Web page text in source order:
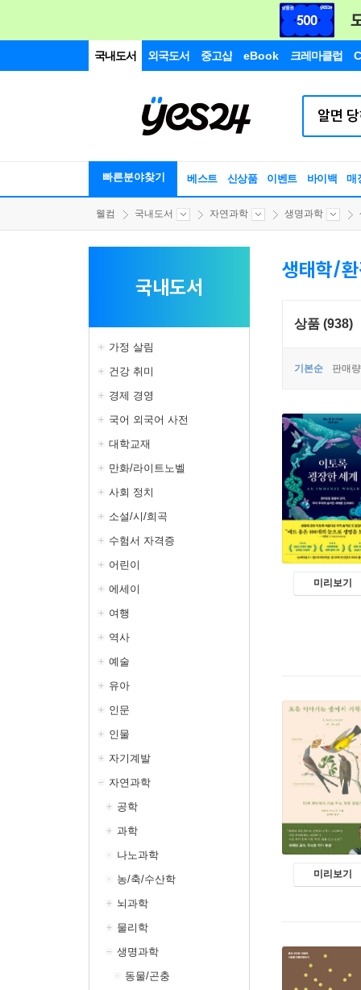
국내도서 외국도서 중고샵 eBook 크레마클럽
빠른분야찾기 베스트 신상품 이벤트 바이백 매
웰컴 국내도서 자연과학 생명과학
국내도서
가정 살림
건강 취미
경제 경영
국어 외국어 사전
대학교재
만화/라이트노벨
사회 정치
소설/시/희곡
수험서 자격증
어린이
에세이
여행
역사
예술
유아
인문
인물
자기계발
자연과학
공학
과학
나노과학
농/축/수산학
뇌과학
물리학
생명과학
동물/곤충
생태학/
상품 (938)
기본순 판매
미리보기
미리보기